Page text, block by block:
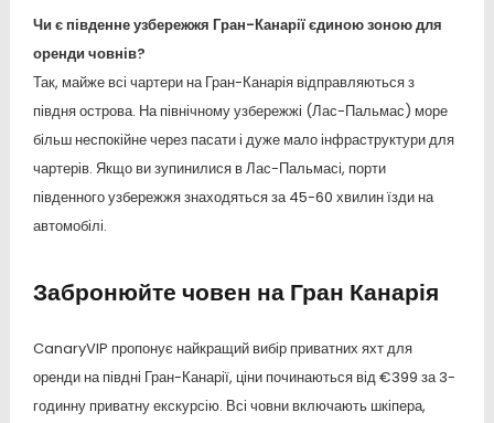
Чи є південне узбережжя Гран-Канарії єдиною зоною для
оренди човнів?
Так, майже всі чартери на Гран-Канарія відправляються з
півдня острова. На північному узбережжі (Лас-Пальмас) море
більш неспокійне через пасати і дуже мало інфраструктури для
чартерів. Якщо ви зупинилися в Лас-Пальмасі, порти
південного узбережжя знаходяться за 45-60 хвилин їзди на
автомобілі.
Забронюйте човен на Гран Канарія
CanaryVIP пропонує найкращий вибір приватних яхт для
оренди на півдні Гран-Канарії, ціни починаються від €399 за 3-
годинну приватну екскурсію. Всі човни включають шкіпера,